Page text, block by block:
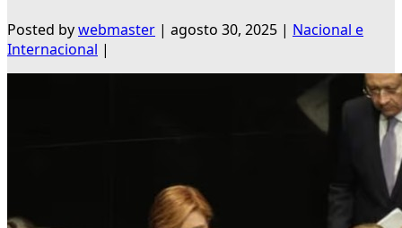
Posted bywebmaster | agosto 30, 2025 | Nacional e
Internacional |